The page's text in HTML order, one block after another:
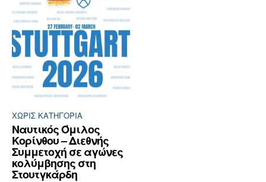
ΧΩΡΊΣ ΚΑΤΗΓΟΡΊΑ
Ναυτικός Όμιλος
Κορίνθου – Διεθνής
Συμμετοχή σε αγώνες
κολύμβησης στη
Στουτγκάρδη